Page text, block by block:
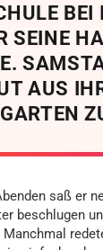
BEI
SEINE
AUS
saß er
beschlugen
Manchmal